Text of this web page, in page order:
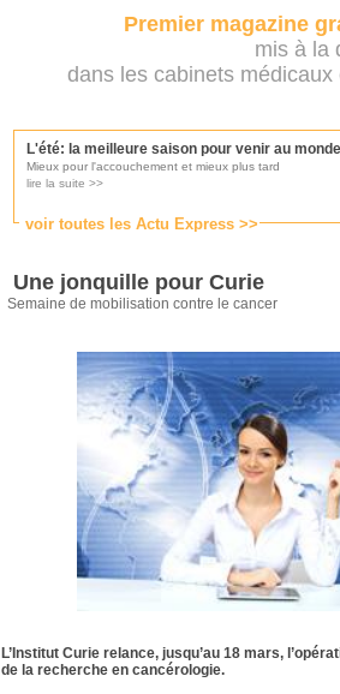
Premier magazine
mis à la
dans les cabinets
voir toutes les Actu Express >>
L'été: la meilleure saison pour venir au monde
Mieux pour l'accouchement et mieux plus tard
lire la suite >>
Consultés par l'Ordre des médecins, pas par le
lire la suite >>
Une campagne de pub pour aimer son médecin
La pub au service des praticiens?
lire la suite >>
DMP, l'Arlésienne va devenir réalité
Déploiement prévu au 4ème trimestre 2016
lire la suite >>
Soins palliatifs: 40 millions de plus en 2016
La journée mondiale des soins palliatifs n'a pas été inutile
Une jonquille pour Curie
Semaine de mobilisation contre le cancer
L’Institut Curie relance, jusqu’au 18 mars,
de la recherche en cancérologie.